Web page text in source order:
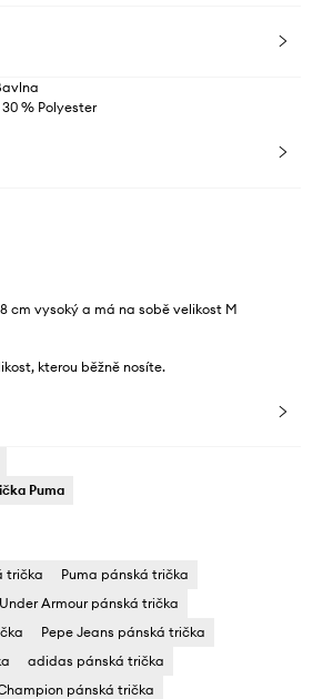
% Polyester
cm vysoký a má na sobě velikost M
kterou běžně nosíte.
Puma
trička
Puma pánská trička
Under Armour pánská trička
Pepe Jeans pánská trička
adidas pánská trička
pánská trička